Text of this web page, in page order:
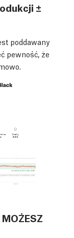
±
poddawany
pewność, że